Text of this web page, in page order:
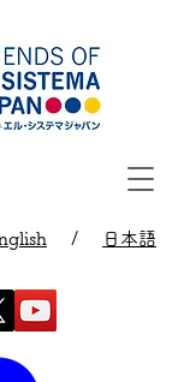
/ 日本語